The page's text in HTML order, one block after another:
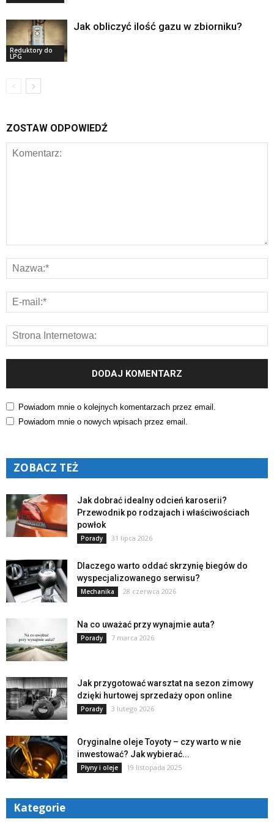
Reduktory do
LPG
Jak obliczyć ilość gazu w zbiorniku?
ZOSTAW ODPOWIEDŹ
Powiadom mnie o kolejnych komentarzach przez email.
Powiadom mnie o nowych wpisach przez email.
ZOBACZ TEŻ
Jak dobrać idealny odcień karoserii?
Przewodnik po rodzajach i właściwościach
powłok
Porady 31 lipca 2026
Dlaczego warto oddać skrzynię biegów do
wyspecjalizowanego serwisu?
Mechanika 28 czerwca 2026
Na co uważać przy wynajmie auta?
Porady 7 marca 2026
Jak przygotować warsztat na sezon zimowy
dzięki hurtowej sprzedaży opon online
Porady 3 lutego 2026
Oryginalne oleje Toyoty – czy warto w nie
inwestować? Jak wybierać...
Płyny i oleje 19 listopada 2025
Kategorie